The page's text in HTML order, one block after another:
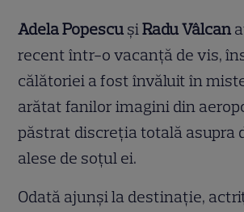
Adela Popescu șiRadu Vâlcan
recent într-o vacanță de vis,
călătoriei a fost învăluit în
arătat fanilor imagini din
păstrat discreția totală asupra
alese de soțul ei.
Odată ajunși la destinație,